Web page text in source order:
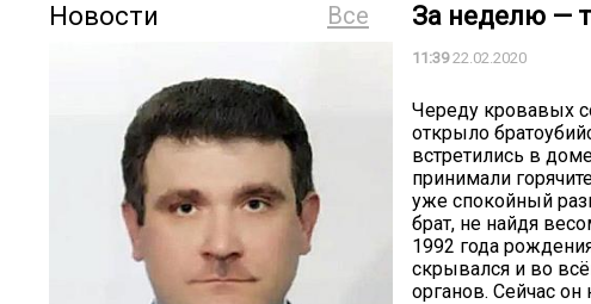
Все
Новости За неделю —
11:3922.02.2020
Череду кровавых
открыло
встретились в
принимали
уже спокойный
брат, не найдя
1992 года
скрывался и во
органов. Сейчас он